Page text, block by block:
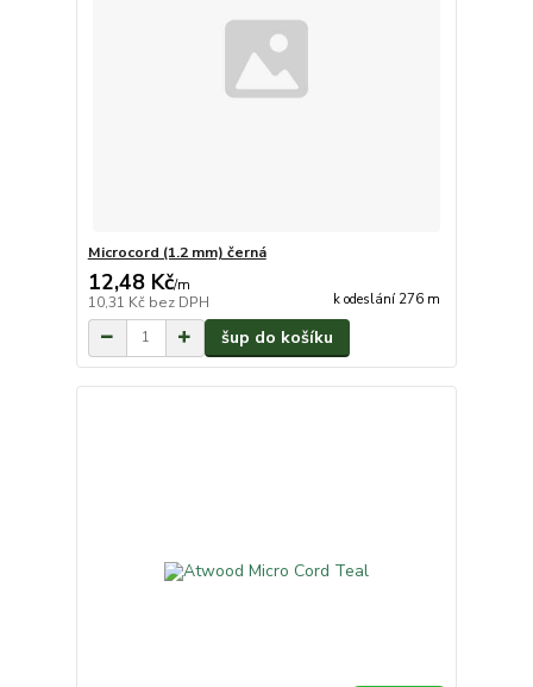
Microcord (1.2 mm) černá
12,48 Kč/m
10,31 Kč bez DPH k odeslání 276 m
šup do košíku